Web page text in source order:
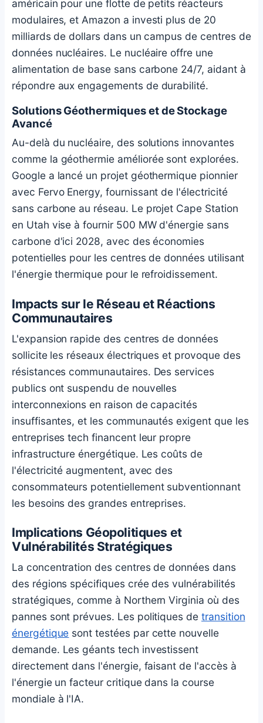
américain pour une flotte de petits réacteurs
modulaires, et Amazon a investi plus de 20
milliards de dollars dans un campus de centres de
données nucléaires. Le nucléaire offre une
alimentation de base sans carbone 24/7, aidant à
répondre aux engagements de durabilité.
Solutions Géothermiques et de Stockage
Avancé
Au-delà du nucléaire, des solutions innovantes
comme la géothermie améliorée sont explorées.
Google a lancé un projet géothermique pionnier
avec Fervo Energy, fournissant de l'électricité
sans carbone au réseau. Le projet Cape Station
en Utah vise à fournir 500 MW d'énergie sans
carbone d'ici 2028, avec des économies
potentielles pour les centres de données utilisant
l'énergie thermique pour le refroidissement.
Impacts sur le Réseau et Réactions
Communautaires
L'expansion rapide des centres de données
sollicite les réseaux électriques et provoque des
résistances communautaires. Des services
publics ont suspendu de nouvelles
interconnexions en raison de capacités
insuffisantes, et les communautés exigent que les
entreprises tech financent leur propre
infrastructure énergétique. Les coûts de
l'électricité augmentent, avec des
consommateurs potentiellement subventionnant
les besoins des grandes entreprises.
Implications Géopolitiques et
Vulnérabilités Stratégiques
La concentration des centres de données dans
des régions spécifiques crée des vulnérabilités
stratégiques, comme à Northern Virginia où des
pannes sont prévues. Les politiques de transition
énergétique sont testées par cette nouvelle
demande. Les géants tech investissent
directement dans l'énergie, faisant de l'accès à
l'énergie un facteur critique dans la course
mondiale à l'IA.